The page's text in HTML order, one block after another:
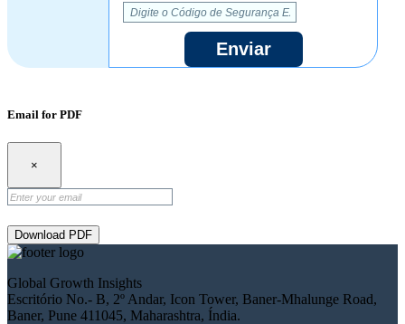
Enviar
Email for PDF
×
Download PDF
Global Growth Insights
Escritório No.- B, 2º Andar, Icon Tower, Baner-Mhalunge Road,
Baner, Pune 411045, Maharashtra, Índia.